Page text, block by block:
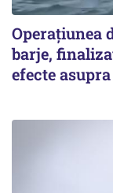
Operațiunea
barje,
efecte